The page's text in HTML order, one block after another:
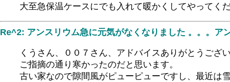
大至急保温ケースにでも入れて暖かくしてやってくだ
Re^2: アンスリウム急に元気がなくなりました 。。。ア
くうさん、００７さん、アドバイスありがとうござ
ご指摘の通り寒かったのだと思います。
古い家なので隙間風がピューピューですし、最近は